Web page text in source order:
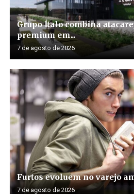
Grupo Ítalo combina
premium em...
7 de agosto de 2026
Furtos evoluem no varejo
7 de agosto de 2026